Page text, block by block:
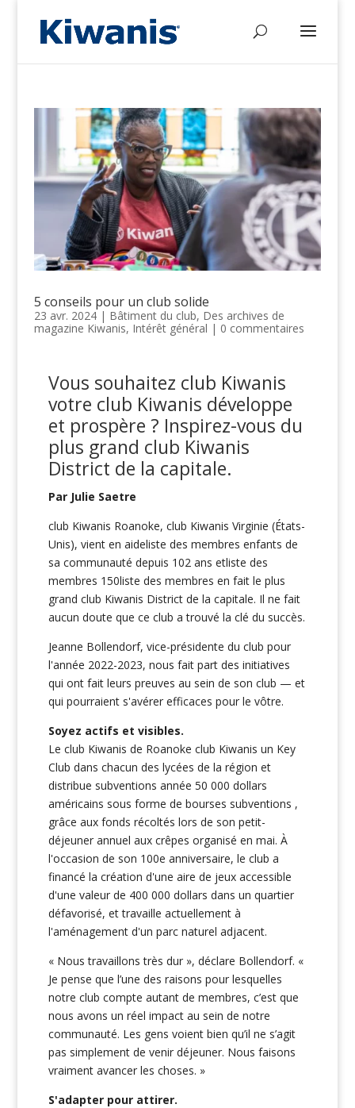
5 conseils pour un club solide
23 avr. 2024| Bâtiment du club, Des archives de
magazine Kiwanis, Intérêt général | 0 commentaires
Vous souhaitez club Kiwanis
votre club Kiwanis développe
et prospère ? Inspirez-vous du
plus grand club Kiwanis
District de la capitale.
Par Julie Saetre
club Kiwanis Roanoke, club Kiwanis Virginie (États-
Unis), vient en aideliste des membres enfants de
sa communauté depuis 102 ans etliste des
membres 150liste des membres en fait le plus
grand club Kiwanis District de la capitale. Il ne fait
aucun doute que ce club a trouvé la clé du succès.
Jeanne Bollendorf, vice-présidente du club pour
l'année 2022-2023, nous fait part des initiatives
qui ont fait leurs preuves au sein de son club — et
qui pourraient s'avérer efficaces pour le vôtre.
Soyez actifs et visibles.
Le club Kiwanis de Roanoke club Kiwanis un Key
Club dans chacun des lycées de la région et
distribue subventions année 50 000 dollars
américains sous forme de bourses subventions ,
grâce aux fonds récoltés lors de son petit-
déjeuner annuel aux crêpes organisé en mai. À
l'occasion de son 100e anniversaire, le club a
financé la création d'une aire de jeux accessible
d'une valeur de 400 000 dollars dans un quartier
défavorisé, et travaille actuellement à
l'aménagement d'un parc naturel adjacent.
« Nous travaillons très dur », déclare Bollendorf. «
Je pense que l’une des raisons pour lesquelles
notre club compte autant de membres, c’est que
nous avons un réel impact au sein de notre
communauté. Les gens voient bien qu’il ne s’agit
pas simplement de venir déjeuner. Nous faisons
vraiment avancer les choses. »
S'adapter pour attirer.